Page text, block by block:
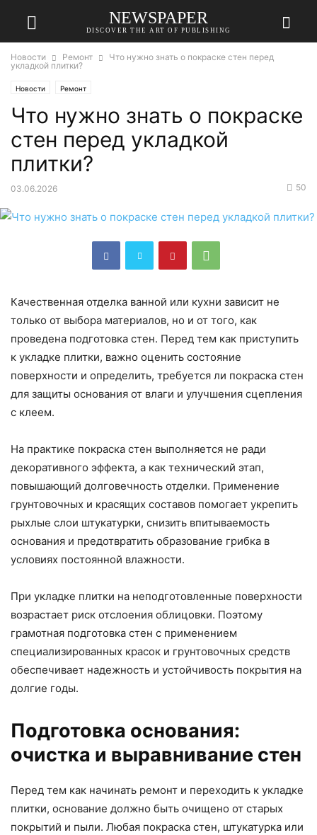
NEWSPAPER
DISCOVER THE ART OF PUBLISHING
Новости Ремонт
Что нужно знать о покраске стен перед
укладкой плитки?
Новости Ремонт
Что нужно знать о покраске
стен перед укладкой
плитки?
03.06.2026 50
Качественная отделка ванной или кухни зависит не
только от выбора материалов, но и от того, как
проведена подготовка стен. Перед тем как приступить
к укладке плитки, важно оценить состояние
поверхности и определить, требуется ли покраска стен
для защиты основания от влаги и улучшения сцепления
с клеем.
На практике покраска стен выполняется не ради
декоративного эффекта, а как технический этап,
повышающий долговечность отделки. Применение
грунтовочных и красящих составов помогает укрепить
рыхлые слои штукатурки, снизить впитываемость
основания и предотвратить образование грибка в
условиях постоянной влажности.
При укладке плитки на неподготовленные поверхности
возрастает риск отслоения облицовки. Поэтому
грамотная подготовка стен с применением
специализированных красок и грунтовочных средств
обеспечивает надежность и устойчивость покрытия на
долгие годы.
Подготовка основания:
очистка и выравнивание стен
Перед тем как начинать ремонт и переходить к укладке
плитки, основание должно быть очищено от старых
покрытий и пыли. Любая покраска стен, штукатурка или